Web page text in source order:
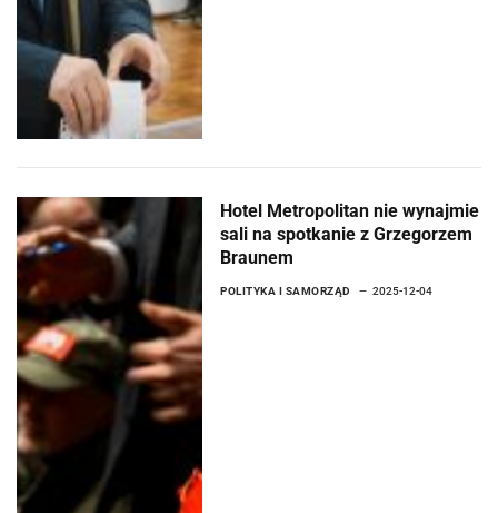
Hotel Metropolitan nie wynajmie
sali na spotkanie z Grzegorzem
Braunem
POLITYKA I SAMORZĄD 2025-12-04